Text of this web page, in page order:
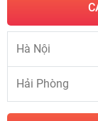
Hà Nội
Hải Phòng